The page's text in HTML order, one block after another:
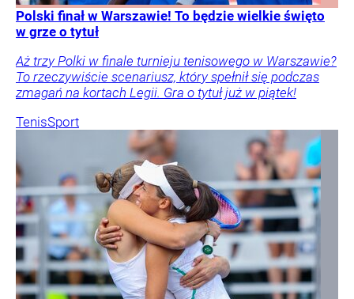
Polski finał w Warszawie! To będzie wielkie święto
w grze o tytuł
Aż trzy Polki w finale turnieju tenisowego w Warszawie?
To rzeczywiście scenariusz, który spełnił się podczas
zmagań na kortach Legii. Gra o tytuł już w piątek!
TenisSport